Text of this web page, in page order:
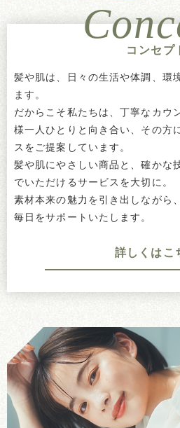
コンセプ
髪や肌は、日々の生活や体調、環
ます。
だからこそ私たちは、丁寧なカウ
様一人ひとりと向き合い、その方
スをご提案しています。
髪や肌にやさしい商品と、確かな
でいただけるサービスを大切に。
素材本来の魅力を引き出しながら
毎日をサポートいたします。
詳しくはこ